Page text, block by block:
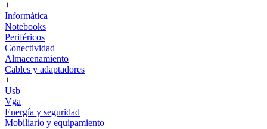
+
Informática
Notebooks
Periféricos
Conectividad
Almacenamiento
Cables y adaptadores
+
Usb
Vga
Energía y seguridad
Mobiliario y equipamiento